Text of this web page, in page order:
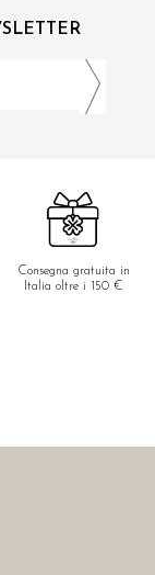
Consegna gratuita in
Italia oltre i 150 €